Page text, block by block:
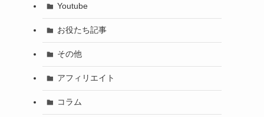
Youtube
お役たち記事
その他
アフィリエイト
コラム